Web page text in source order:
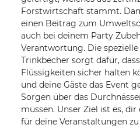
Forstwirtschaft stammt.
einen Beitrag zum
auch bei deinem Party
Verantwortung. Die
Trinkbecher sorgt dafür,
Flüssigkeiten sicher halten
und deine Gäste das Event
Sorgen über das
müssen. Unser Ziel ist es,
für deine Veranstaltungen